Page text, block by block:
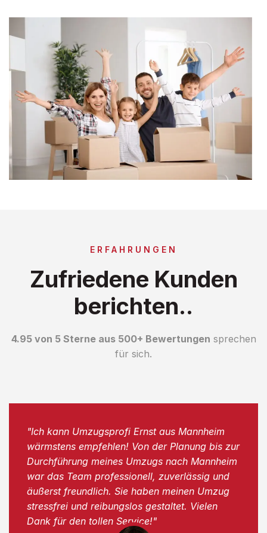
ERFAHRUNGEN
Zufriedene Kunden
berichten..
4.95 von 5 Sterne aus 500+ Bewertungen sprechen
für sich.
"Ich kann Umzugsprofi Ernst aus Mannheim
wärmstens empfehlen! Von der Planung bis zur
Durchführung meines Umzugs nach Mannheim
war das Team professionell, zuverlässig und
äußerst freundlich. Sie haben meinen Umzug
stressfrei und reibungslos gestaltet. Vielen
Dank für den tollen Service!"